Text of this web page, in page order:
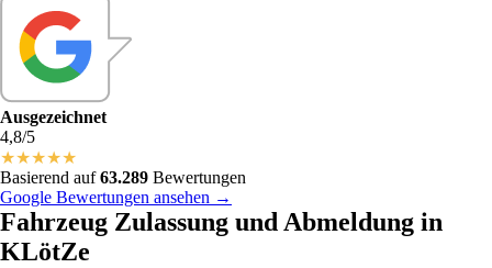
Ausgezeichnet
4,8/5
★★★★★
Basierend auf63.289 Bewertungen
Google Bewertungen ansehen →
Fahrzeug Zulassung und Abmeldung in
KLötZe